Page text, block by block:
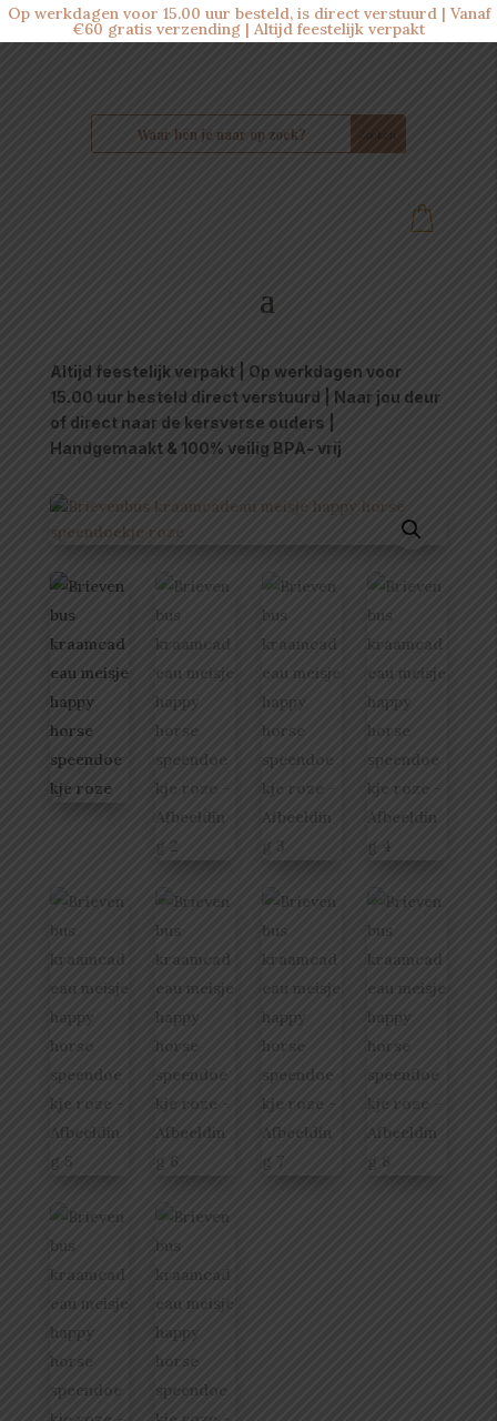
Op werkdagen voor 15.00 uur besteld, is direct verstuurd | Vanaf
€60 gratis verzending | Altijd feestelijk verpakt
Altijd feestelijk verpakt | Op werkdagen voor
15.00 uur besteld direct verstuurd | Naar jou deur
of direct naar de kersverse ouders |
Handgemaakt & 100% veilig BPA- vrij